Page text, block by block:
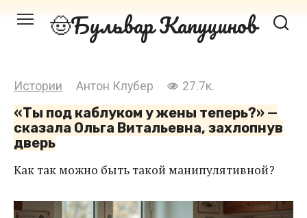
Перейти Бульвар Капуцинов
Истории Антон Клубер 27.7к.
«Ты под каблуком у жены теперь?» —
сказала Ольга Витальевна, захлопнув
дверь
Как так можно быть такой манипулятивной?